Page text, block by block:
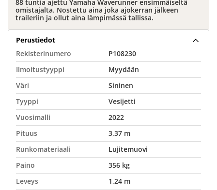
88 tuntia ajettu Yamaha Waverunner ensimmäiseltä
omistajalta. Nostettu aina joka ajokerran jälkeen
traileriin ja ollut aina lämpimässä tallissa.
Perustiedot
Rekisterinumero
P108230
Ilmoitustyyppi
Myydään
Väri
Sininen
Tyyppi
Vesijetti
Vuosimalli
2022
Pituus
3,37 m
Runkomateriaali
Lujitemuovi
Paino
356 kg
Leveys
1,24 m